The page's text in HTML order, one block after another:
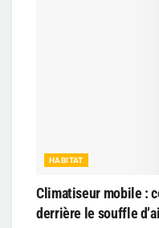
HABITAT
Climatiseur mobile :
derrière le souffle